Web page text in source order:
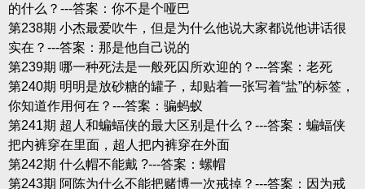
的什么？---答案：你不是个哑巴
第238期 小杰最爱吹牛，但是为什么他说大家都说他讲话很
实在？---答案：那是他自己说的
第239期 哪一种死法是一般死囚所欢迎的？---答案：老死
第240期 明明是放砂糖的罐子，却贴着一张写着“盐”的标签，
你知道作用何在？---答案：骗蚂蚁
第241期 超人和蝙蝠侠的最大区别是什么？---答案：蝙蝠侠
把内裤穿在里面，超人把内裤穿在外面
第242期 什么帽不能戴 ?---答案：螺帽
第243期 阿陈为什么不能把赌博一次戒掉？---答案：因为戒